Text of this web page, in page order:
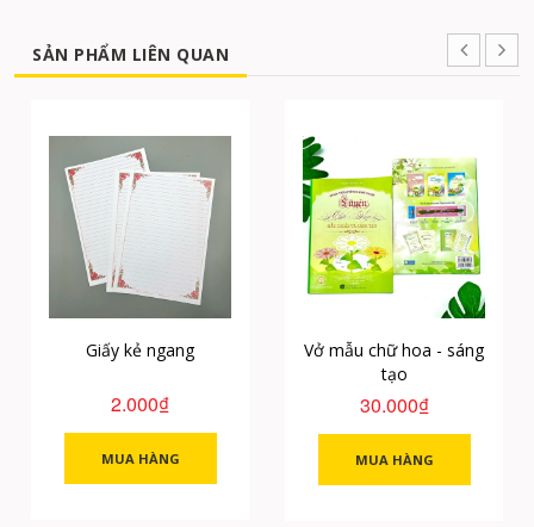
SẢN PHẨM LIÊN QUAN
Giấy kẻ ngang
2.000₫
MUA HÀNG
Vở mẫu chữ hoa - sáng
tạo
30.000₫
MUA HÀNG